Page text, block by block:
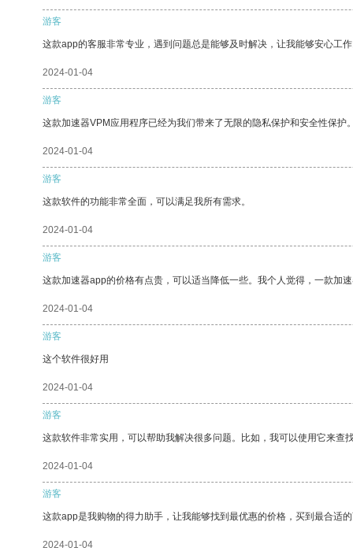
游客
这款app的客服非常专业，遇到问题总是能够及时解决，让我能够安心工作
2024-01-04
游客
这款加速器VPM应用程序已经为我们带来了无限的隐私保护和安全性保护。
2024-01-04
游客
这款软件的功能非常全面，可以满足我所有需求。
2024-01-04
游客
这款加速器app的价格有点贵，可以适当降低一些。我个人觉得，一款加
2024-01-04
游客
这个软件很好用
2024-01-04
游客
这款软件非常实用，可以帮助我解决很多问题。比如，我可以使用它来查
2024-01-04
游客
这款app是我购物的得力助手，让我能够找到最优惠的价格，买到最合适的
2024-01-04